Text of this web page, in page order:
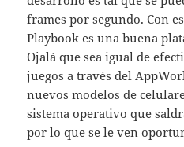
frames por segundo. Con
Playbook es una buena
Ojalá que sea igual de
juegos a través del
nuevos modelos de
sistema operativo que
por lo que se le ven